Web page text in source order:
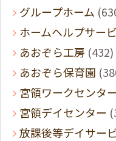
グループホーム
ホームヘルプサー
あおぞら工房 (432)
あおぞら保育園
宮領ワークセンター
宮領デイセンター
放課後等デイサー